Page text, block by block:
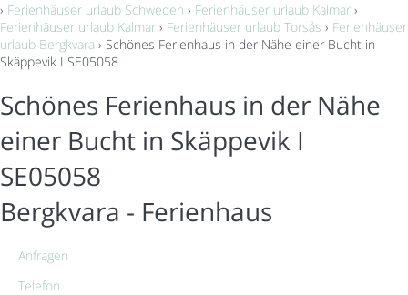
› Ferienhäuser urlaub Schweden › Ferienhäuser urlaub Kalmar ›
Ferienhäuser urlaub Kalmar › Ferienhäuser urlaub Torsås › Ferienhäuser
urlaub Bergkvara › Schönes Ferienhaus in der Nähe einer Bucht in
Skäppevik I SE05058
Schönes Ferienhaus in der Nähe
einer Bucht in Skäppevik I
SE05058
Bergkvara - Ferienhaus
Anfragen
Telefon